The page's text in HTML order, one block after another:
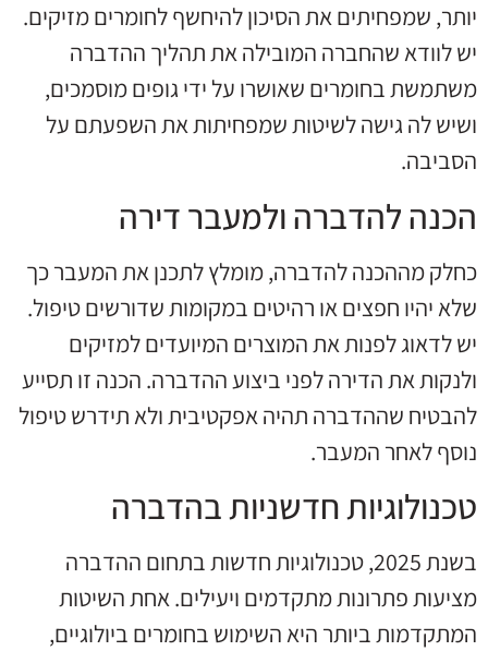
יותר, שמפחיתים את הסיכון להיחשף לחומרים מזיקים.
יש לוודא שהחברה המובילה את תהליך ההדברה
משתמשת בחומרים שאושרו על ידי גופים מוסמכים,
ושיש לה גישה לשיטות שמפחיתות את השפעתם על
הסביבה.
הכנה להדברה ולמעבר דירה
כחלק מההכנה להדברה, מומלץ לתכנן את המעבר כך
שלא יהיו חפצים או רהיטים במקומות שדורשים טיפול.
יש לדאוג לפנות את המוצרים המיועדים למזיקים
ולנקות את הדירה לפני ביצוע ההדברה. הכנה זו תסייע
להבטיח שההדברה תהיה אפקטיבית ולא תידרש טיפול
נוסף לאחר המעבר.
טכנולוגיות חדשניות בהדברה
בשנת 2025, טכנולוגיות חדשות בתחום ההדברה
מציעות פתרונות מתקדמים ויעילים. אחת השיטות
המתקדמות ביותר היא השימוש בחומרים ביולוגיים,